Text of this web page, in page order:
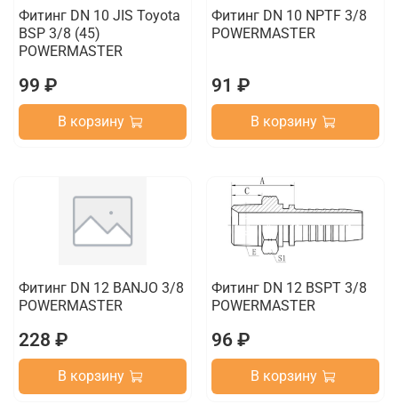
Фитинг DN 10 JIS Toyota
BSP 3/8 (45)
POWERMASTER
99 ₽
В корзину
Фитинг DN 10 NPTF 3/8
POWERMASTER
91 ₽
В корзину
Фитинг DN 12 BANJO 3/8
POWERMASTER
228 ₽
В корзину
Фитинг DN 12 BSPT 3/8
POWERMASTER
96 ₽
В корзину